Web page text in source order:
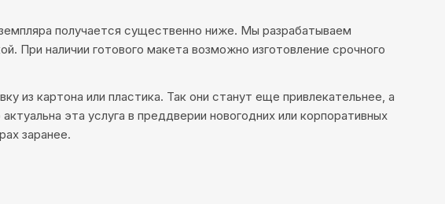
получается существенно ниже. Мы разрабатываем
При наличии готового макета возможно изготовление срочного
картона или пластика. Так они станут еще привлекательнее, а
эта услуга в преддверии новогодних или корпоративных
заранее.